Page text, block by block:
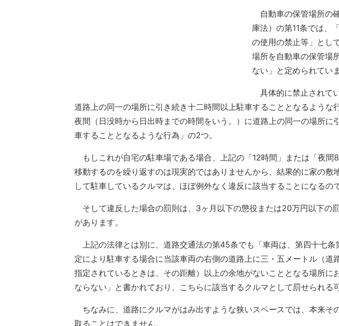
自動車の保管場所の
庫法）の第11条では、
の使用の禁止等」とし
場所を自動車の保管場
ない」と定められていま
具体的に禁止されて
道路上の同一の場所に引き続き十二時間以上駐車することとなるような
夜間（日没時から日出時までの時間をいう。）に道路上の同一の場所に
車することとなるような行為」の2つ。
もしこれが自宅の駐車場である場合、上記の「12時間」または「夜間
移動するのを繰り返すのは現実的ではありませんから、結果的に家の敷
して駐車しているクルマは、ほぼ例外なく違反に該当することになるので
そして違反した場合の罰則は、3ヶ月以下の懲役または20万円以下の
があります。
上記の法律とは別に、道路交通法の第45条でも「車両は、第四十七条
定により駐車する場合に当該車両の右側の道路上に三・五メートル（道
指定されているときは、その距離）以上の余地がないこととなる場所に
ならない」と書かれており、こちらに該当するクルマとして罰せられる
ちなみに、道路にクルマがはみ出すような狭いスペースでは、本来そ
取ることはできません。